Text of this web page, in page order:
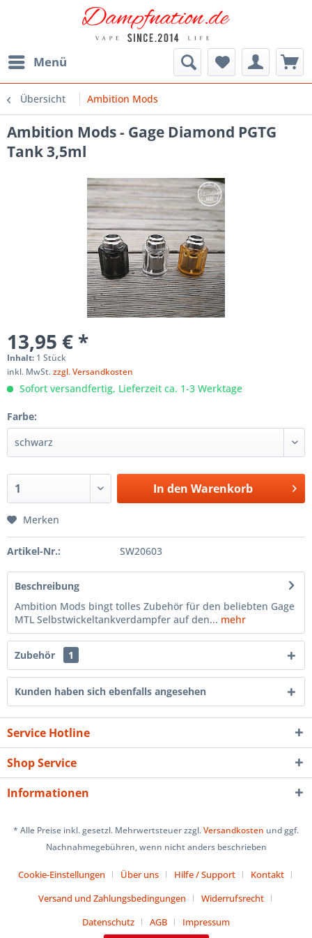
Menü
Übersicht Ambition Mods
Ambition Mods - Gage Diamond PGTG
Tank 3,5ml
13,95 € *
Inhalt: 1 Stück
inkl. MwSt.zzgl. Versandkosten
Sofort versandfertig, Lieferzeit ca. 1-3 Werktage
Farbe:
In den Warenkorb
Merken
Artikel-Nr.: SW20603
Beschreibung
Ambition Mods bingt tolles Zubehör für den beliebten Gage
MTL Selbstwickeltankverdampfer auf den... mehr
Zubehör 1
Kunden haben sich ebenfalls angesehen
Service Hotline
Shop Service
Informationen
* Alle Preise inkl. gesetzl. Mehrwertsteuer zzgl.Versandkosten und ggf.
Nachnahmegebühren, wenn nicht anders beschrieben
Cookie-Einstellungen Über uns Hilfe / Support
Kontakt
Versand und Zahlungsbedingungen
Widerrufsrecht
Datenschutz
AGB Impressum